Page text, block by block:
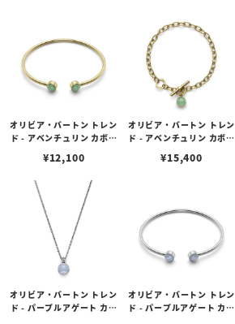
オリビア・バートン トレン
ド - アベンチュリン カボシ
ーン バングル
¥12,100
オリビア・バートン トレン
ド - アベンチュリン カボシ
ーン トグル ブレスレット
¥15,400
オリビア・バートン トレン
ド - パープルアゲート カボ
オリビア・バートン トレン
ド - パープルアゲート カボ